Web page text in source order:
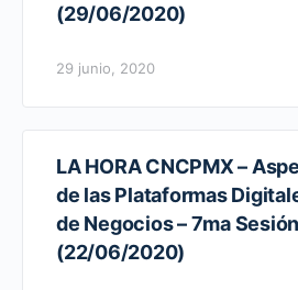
(29/06/2020)
29 junio, 2020
LA HORA CNCPMX –
de las Plataformas
de Negocios – 7ma
(22/06/2020)